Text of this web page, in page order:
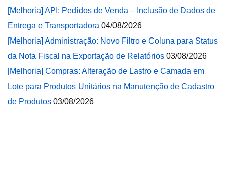
[Melhoria] API: Pedidos de Venda – Inclusão de Dados de
Entrega e Transportadora 04/08/2026
[Melhoria] Administração: Novo Filtro e Coluna para Status
da Nota Fiscal na Exportação de Relatórios 03/08/2026
[Melhoria] Compras: Alteração de Lastro e Camada em
Lote para Produtos Unitários na Manutenção de Cadastro
de Produtos 03/08/2026